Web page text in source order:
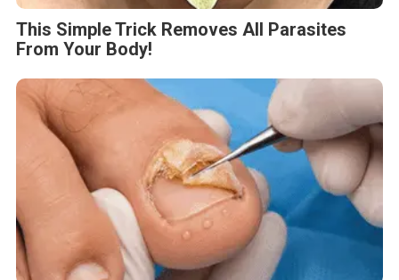
This Simple Trick Removes All Parasites
From Your Body!